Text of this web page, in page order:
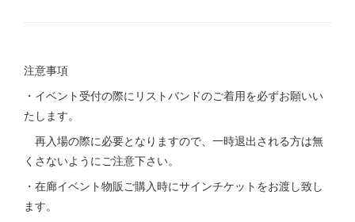
注意事項
・イベント受付の際にリストバンドのご着用を必ずお願いい
たします。
再入場の際に必要となりますので、一時退出される方は無
くさないようにご注意下さい。
・在廊イベント物販ご購入時にサインチケットをお渡し致し
ます。